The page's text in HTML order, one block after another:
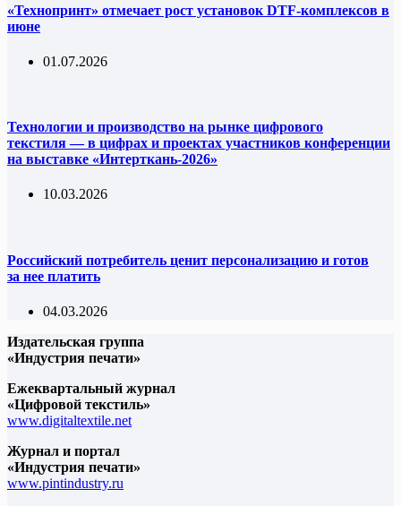
«Технопринт» отмечает рост установок DTF-комплексов в
июне
01.07.2026
Технологии и производство на рынке цифрового
текстиля — в цифрах и проектах участников конференции
на выставке «Интерткань-2026»
10.03.2026
Российский потребитель ценит персонализацию и готов
за нее платить
04.03.2026
Издательская группа
«Индустрия печати»
Ежеквартальный журнал
«Цифровой текстиль»
www.digitaltextile.net
Журнал и портал
«Индустрия печати»
www.pintindustry.ru